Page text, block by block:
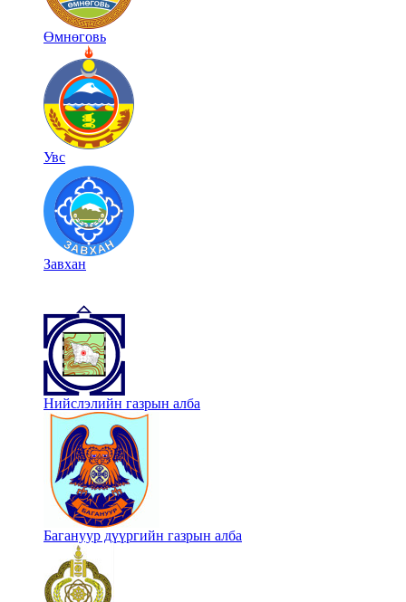
Өмнөговь
Увс
Завхан
Нийслэлийн газрын алба
Багануур дүүргийн газрын алба